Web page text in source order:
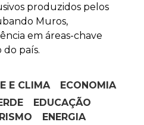
produzidos pelos
Muros,
em áreas-chave
do país.
E CLIMA
ECONOMIA
EDUCAÇÃO
ENERGIA